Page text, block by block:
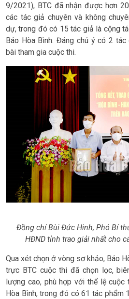
9/2021), BTC đã nhận được hơn
các tác giả chuyên và không
dự, trong đó có 15 tác giả là cộng
Báo Hòa Bình. Đáng chú ý có 2
bài tham gia cuộc thi.
Đồng chí Bùi Đức Hinh, Phó Bí
HĐND tỉnh trao giải nhất cho
Qua xét chọn ở vòng sơ khảo, Báo
trực BTC cuộc thi đã chọn lọc,
lượng cao, phù hợp với thể lệ
Hòa Bình, trong đó có 61 tác phẩm